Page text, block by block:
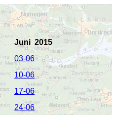
Juni 2015
03-06
10-06
17-06
24-06